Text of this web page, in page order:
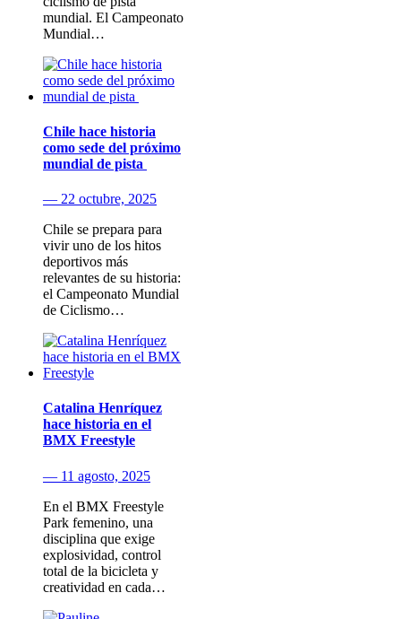
mundial. El Campeonato
Mundial…
Chile hace historia
como sede del próximo
mundial de pista
— 22 octubre, 2025
Chile se prepara para
vivir uno de los hitos
deportivos más
relevantes de su historia:
el Campeonato Mundial
de Ciclismo…
Catalina Henríquez
hace historia en el
BMX Freestyle
— 11 agosto, 2025
En el BMX Freestyle
Park femenino, una
disciplina que exige
explosividad, control
total de la bicicleta y
creatividad en cada…